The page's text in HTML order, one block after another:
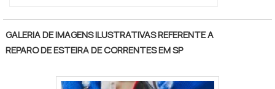
GALERIA DE IMAGENS ILUSTRATIVAS REFERENTE A
REPARO DE ESTEIRA DE CORRENTES EM SP